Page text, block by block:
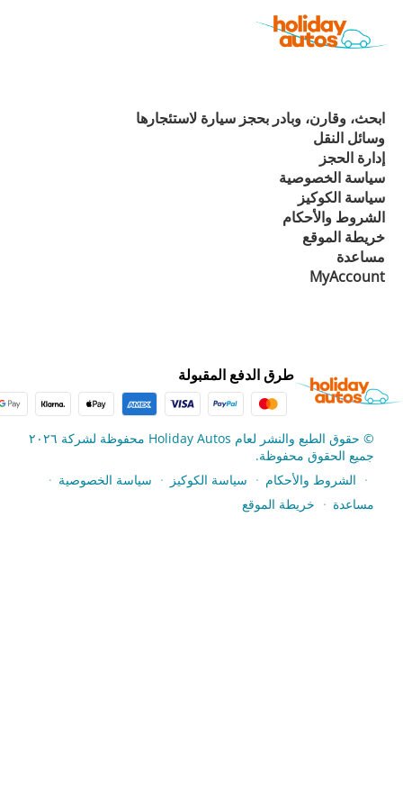
ابحث، وقارن، وبادر بحجز سيارة لاستئجارها
وسائل النقل
إدارة الحجز
سياسة الخصوصية
سياسة الكوكيز
الشروط والأحكام
خريطة الموقع
مساعدة
MyAccount
طرق الدفع المقبولة
© حقوق الطبع والنشر لعام Holiday Autos محفوظة لشركة ٢٠٢٦
جميع الحقوق محفوظة.
● الشروط والأحكام ● سياسة الكوكيز ● سياسة الخصوصية ●
مساعدة ● خريطة الموقع